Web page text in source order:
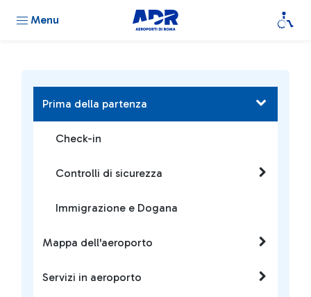
Menu
Prima della partenza
Check-in
Controlli di sicurezza
Immigrazione e Dogana
Mappa dell'aeroporto
Servizi in aeroporto